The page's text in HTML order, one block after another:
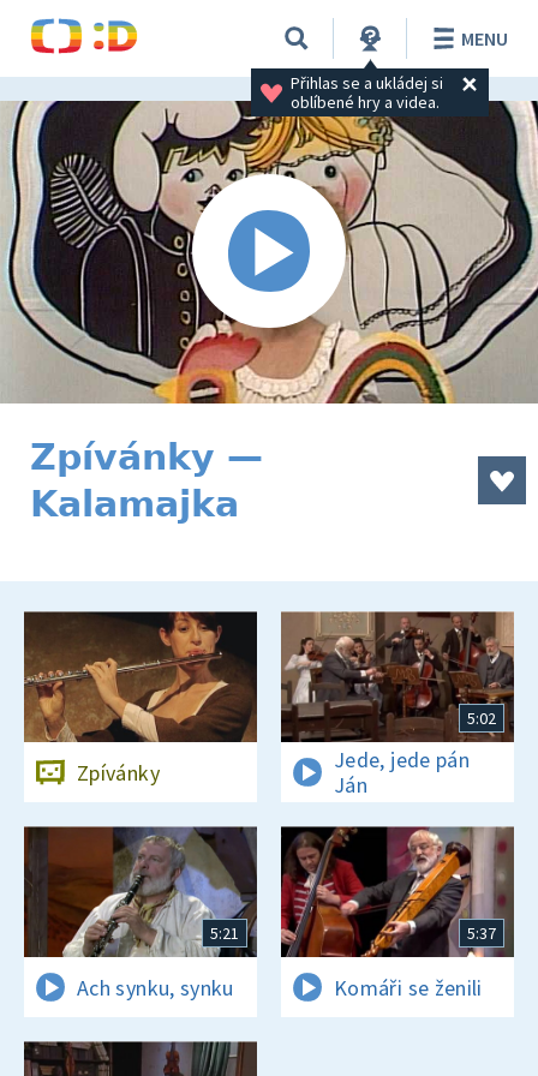
Přihlas se a ukládej si
oblíbené hry a videa.
MENU
Zpívánky —
Kalamajka
Zpívánky
5:02
Jede, jede pán
Ján
5:21
Ach synku, synku
5:37
Komáři se ženili